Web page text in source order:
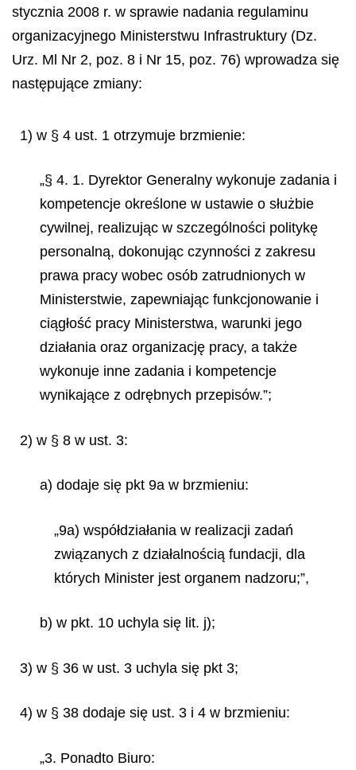
stycznia 2008 r. w sprawie nadania regulaminu
organizacyjnego Ministerstwu Infrastruktury (Dz.
Urz. Ml Nr 2, poz. 8 i Nr 15, poz. 76) wprowadza się
następujące zmiany:
1) w § 4 ust. 1 otrzymuje brzmienie:
„§ 4. 1. Dyrektor Generalny wykonuje zadania i
kompetencje określone w ustawie o służbie
cywilnej, realizując w szczególności politykę
personalną, dokonując czynności z zakresu
prawa pracy wobec osób zatrudnionych w
Ministerstwie, zapewniając funkcjonowanie i
ciągłość pracy Ministerstwa, warunki jego
działania oraz organizację pracy, a także
wykonuje inne zadania i kompetencje
wynikające z odrębnych przepisów.”;
2) w § 8 w ust. 3:
a) dodaje się pkt 9a w brzmieniu:
„9a) współdziałania w realizacji zadań
związanych z działalnością fundacji, dla
których Minister jest organem nadzoru;”,
b) w pkt. 10 uchyla się lit. j);
3) w § 36 w ust. 3 uchyla się pkt 3;
4) w § 38 dodaje się ust. 3 i 4 w brzmieniu:
„3. Ponadto Biuro: